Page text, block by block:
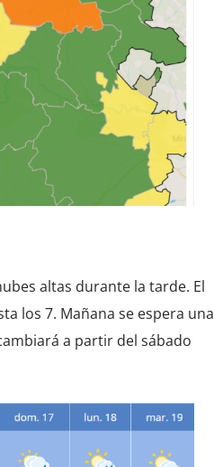
altas durante la tarde. El
los 7. Mañana se espera una
a partir del sábado